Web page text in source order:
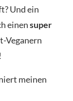
Und ein
einensuper
Veganern
meinen